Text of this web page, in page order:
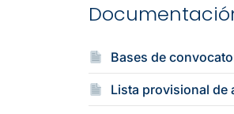
Bases de
Lista provisional de